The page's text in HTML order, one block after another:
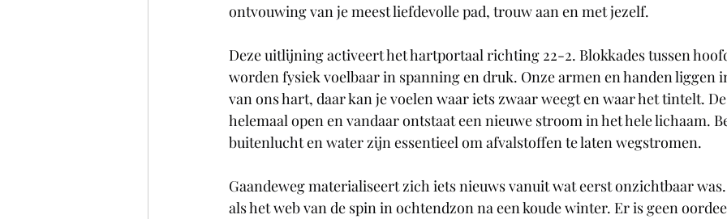
ontvouwing van je meest liefdevolle pad, trouw aan en met jezelf.
Deze uitlijning activeert het hartportaal richting 22-2. Blokkades tussen
worden fysiek voelbaar in spanning en druk. Onze armen en handen liggen
van ons hart, daar kan je voelen waar iets zwaar weegt en waar het tintelt.
helemaal open en vandaar ontstaat een nieuwe stroom in het hele lichaam.
buitenlucht en water zijn essentieel om afvalstoffen te laten wegstromen.
Gaandeweg materialiseert zich iets nieuws vanuit wat eerst onzichtbaar
als het web van de spin in ochtendzon na een koude winter. Er is geen